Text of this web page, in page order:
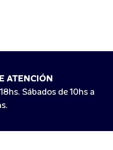
ATENCIÓN
Sábados de 10hs a